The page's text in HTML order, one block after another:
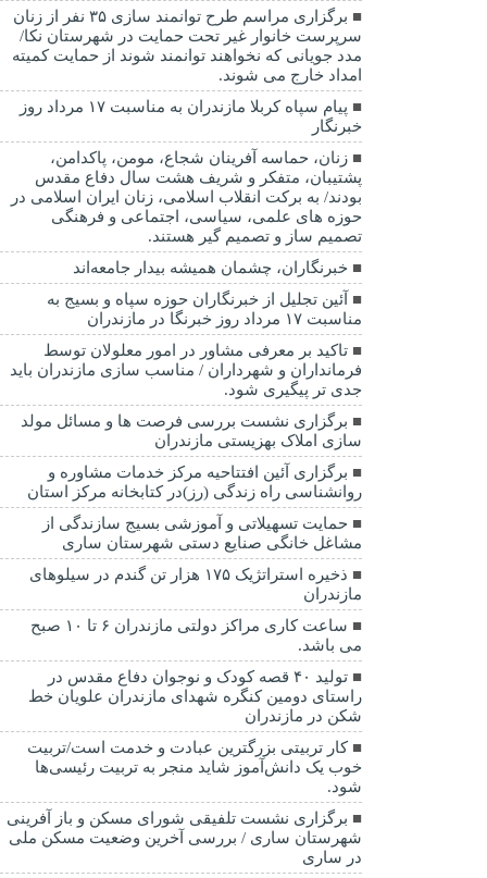
برگزاری مراسم طرح توانمند سازی ۳۵ نفر از زنان
سرپرست خانوار غیر تحت حمایت در شهرستان نکا/
مدد جویانی که نخواهند توانمند شوند از حمایت کمیته
امداد خارج می شوند.
پیام سپاه کربلا مازندران به مناسبت ۱۷ مرداد روز
خبرنگار
زنان، حماسه آفرینان شجاع، مومن، پاکدامن،
پشتیبان، متفکر و شریف هشت سال دفاع مقدس
بودند/ به برکت انقلاب اسلامی، زنان ایران اسلامی در
حوزه های علمی، سیاسی، اجتماعی و فرهنگی
تصمیم ساز و تصمیم گیر هستند.
خبرنگاران، چشمان همیشه بیدار جامعه‌اند
آئین تجلیل از خبرنگاران حوزه سپاه و بسیج به
مناسبت ۱۷ مرداد روز خبرنگا در مازندران
تاکید بر معرفی مشاور در امور معلولان توسط
فرمانداران و شهرداران / مناسب سازی مازندران باید
جدی تر پیگیری شود.
برگزاری نشست بررسی فرصت ها و مسائل مولد
سازی املاک بهزیستی مازندران
برگزاری آئین افتتاحیه مرکز خدمات مشاوره و
روانشناسی راه زندگی (رز)در کتابخانه مرکز استان
حمایت تسهیلاتی و آموزشی بسیج سازندگی از
مشاغل خانگی صنایع دستی شهرستان ساری
ذخیره استراتژیک ۱۷۵ هزار تن گندم در سیلوهای
مازندران
ساعت کاری مراکز دولتی مازندران ۶ تا ۱۰ صبح
می باشد.
تولید ۴۰ قصه کودک و نوجوان دفاع مقدس در
راستای دومین کنگره شهدای مازندران علویان خط
شکن در مازندران
کار تربیتی بزرگترین عبادت و خدمت است/تربیت
خوب یک دانش‌آموز شاید منجر به تربیت رئیسی‌ها
شود.
برگزاری ‌نشست تلفیقی شورای مسکن و باز آفرینی
شهرستان ساری / بررسی آخرین وضعیت مسکن ملی
در ساری